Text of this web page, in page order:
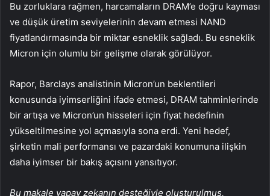
Bu zorluklara rağmen, harcamaların DRAM’e doğru kayması
ve düşük üretim seviyelerinin devam etmesi NAND
fiyatlandırmasında bir miktar esneklik sağladı. Bu esneklik
Micron için olumlu bir gelişme olarak görülüyor.
Rapor, Barclays analistinin Micron’un beklentileri
konusunda iyimserliğini ifade etmesi, DRAM tahminlerinde
bir artışa ve Micron’un hisseleri için fiyat hedefinin
yükseltilmesine yol açmasıyla sona erdi. Yeni hedef,
şirketin mali performansı ve pazardaki konumuna ilişkin
daha iyimser bir bakış açısını yansıtıyor.
Bu makale yapay zekanın desteğiyle oluşturulmuş,